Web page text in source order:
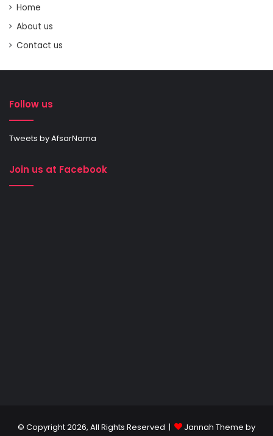
Home
About us
Contact us
Follow us
Tweets by AfsarNama
Join us at Facebook
© Copyright 2026, All Rights Reserved | Jannah Theme by